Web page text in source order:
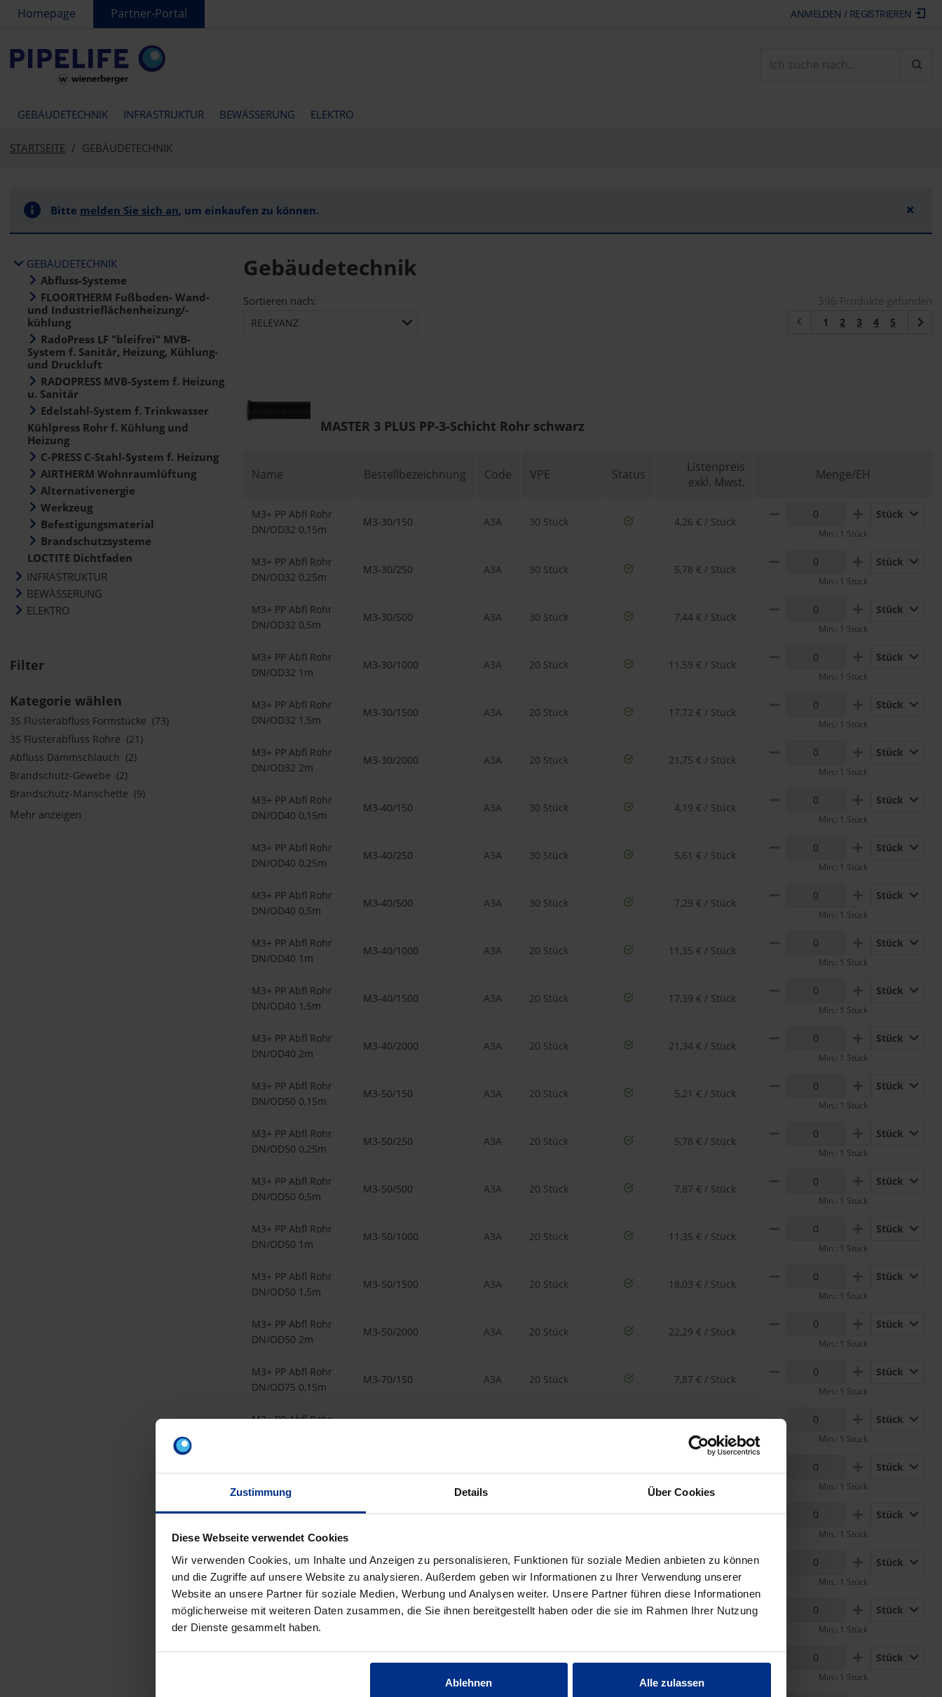
Zustimmung Details Über Cookies
Diese Webseite verwendet Cookies
Wir verwenden Cookies, um Inhalte und Anzeigen zu personalisieren, Funktionen für soziale Medien anbieten zu können
und die Zugriffe auf unsere Website zu analysieren. Außerdem geben wir Informationen zu Ihrer Verwendung unserer
Website an unsere Partner für soziale Medien, Werbung und Analysen weiter. Unsere Partner führen diese Informationen
möglicherweise mit weiteren Daten zusammen, die Sie ihnen bereitgestellt haben oder die sie im Rahmen Ihrer Nutzung
der Dienste gesammelt haben.
Ablehnen Alle zulassen
text.skipToContent
text.skipToNavigation
Homepage Partner-Portal ANMELDEN / REGISTRIEREN
GEBÄUDETECHNIK INFRASTRUKTUR BEWÄSSERUNG ELEKTRO
STARTSEITE GEBÄUDETECHNIK
Bitte melden Sie sich an, um einkaufen zu können. ×
GEBÄUDETECHNIK
Abfluss-Systeme
FLOORTHERM Fußboden- Wand-
und Industrieflächenheizung/-
kühlung
RadoPress LF "bleifrei" MVB-
System f. Sanitär, Heizung, Kühlung-
und Druckluft
RADOPRESS MVB-System f. Heizung
u. Sanitär
Edelstahl-System f. Trinkwasser
Kühlpress Rohr f. Kühlung und
Heizung
C-PRESS C-Stahl-System f. Heizung
AIRTHERM Wohnraumlüftung
Alternativenergie
Werkzeug
Befestigungsmaterial
Brandschutzsysteme
LOCTITE Dichtfaden
INFRASTRUKTUR
BEWÄSSERUNG
ELEKTRO
Filter
Kategorie wählen
3S Flüsterabfluss Formstücke (73)
3S Flüsterabfluss Rohre (21)
Abfluss Dämmschlauch (2)
Brandschutz-Gewebe (2)
Brandschutz-Manschette (9)
Mehr anzeigen
Gebäudetechnik
Sortieren nach:
RELEVANZ
396 Produkte gefunden
1 (current)
2 3 4 5
MASTER 3 PLUS PP-3-Schicht Rohr schwarz
Name Bestellbezeichnung Code VPE Status
Listenpreis
exkl. Mwst.
Menge/EH
M3+ PP Abfl Rohr
DN/OD32 0,15m
M3-30/150 A3A 30 Stück 4,26 € / Stück MINUS PLUSStück
Min.: 1 Stück
M3+ PP Abfl Rohr
DN/OD32 0,25m
M3-30/250 A3A 30 Stück 5,78 € / Stück MINUS PLUSStück
Min.: 1 Stück
M3+ PP Abfl Rohr
DN/OD32 0,5m
M3-30/500 A3A 30 Stück 7,44 € / Stück MINUS PLUSStück
Min.: 1 Stück
M3+ PP Abfl Rohr
DN/OD32 1m
M3-30/1000 A3A 20 Stück 11,59 € / Stück MINUS PLUSStück
Min.: 1 Stück
M3+ PP Abfl Rohr
DN/OD32 1,5m
M3-30/1500 A3A 20 Stück 17,72 € / Stück MINUS PLUSStück
Min.: 1 Stück
M3+ PP Abfl Rohr
DN/OD32 2m
M3-30/2000 A3A 20 Stück 21,75 € / Stück MINUS PLUSStück
Min.: 1 Stück
M3+ PP Abfl Rohr
DN/OD40 0,15m
M3-40/150 A3A 30 Stück 4,19 € / Stück MINUS PLUSStück
Min.: 1 Stück
M3+ PP Abfl Rohr
DN/OD40 0,25m
M3-40/250 A3A 30 Stück 5,61 € / Stück MINUS PLUSStück
Min.: 1 Stück
M3+ PP Abfl Rohr
DN/OD40 0,5m
M3-40/500 A3A 30 Stück 7,29 € / Stück MINUS PLUSStück
Min.: 1 Stück
M3+ PP Abfl Rohr
DN/OD40 1m
M3-40/1000 A3A 20 Stück 11,35 € / Stück MINUS PLUSStück
Min.: 1 Stück
M3+ PP Abfl Rohr
DN/OD40 1,5m
M3-40/1500 A3A 20 Stück 17,39 € / Stück MINUS PLUSStück
Min.: 1 Stück
M3+ PP Abfl Rohr
DN/OD40 2m
M3-40/2000 A3A 20 Stück 21,34 € / Stück MINUS PLUSStück
Min.: 1 Stück
M3+ PP Abfl Rohr
DN/OD50 0,15m
M3-50/150 A3A 20 Stück 5,21 € / Stück MINUS PLUSStück
Min.: 1 Stück
M3+ PP Abfl Rohr
DN/OD50 0,25m
M3-50/250 A3A 20 Stück 5,78 € / Stück MINUS PLUSStück
Min.: 1 Stück
M3+ PP Abfl Rohr
DN/OD50 0,5m
M3-50/500 A3A 20 Stück 7,87 € / Stück MINUS PLUSStück
Min.: 1 Stück
M3+ PP Abfl Rohr
DN/OD50 1m
M3-50/1000 A3A 20 Stück 11,35 € / Stück MINUS PLUSStück
Min.: 1 Stück
M3+ PP Abfl Rohr
DN/OD50 1,5m
M3-50/1500 A3A 20 Stück 18,03 € / Stück MINUS PLUSStück
Min.: 1 Stück
M3+ PP Abfl Rohr
DN/OD50 2m
M3-50/2000 A3A 20 Stück 22,29 € / Stück MINUS PLUSStück
Min.: 1 Stück
M3+ PP Abfl Rohr
DN/OD75 0,15m
M3-70/150 A3A 20 Stück 7,87 € / Stück MINUS PLUSStück
Min.: 1 Stück
M3+ PP Abfl Rohr
MINUS PLUSStück
Min.: 1 Stück
M3-70/500 A3A 20 Stück 12,53 € / Stück MINUS PLUSStück
Min.: 1 Stück
M3+ PP Abfl Rohr
PLUSStück
Min.: 1 Stück
M3+ PP Abfl Rohr
DN/OD75 1,5m
M3-70/1500 A3A 10 Stück 25,27 € / Stück PLUSStück
Min.: 1 Stück
M3+ PP Abfl Rohr
DN/OD75 2m
M3-70/2000 A3A 10 Stück 32,56 € / Stück PLUSStück
Min.: 1 Stück
M3-70/2650 A3A 10 Stück 43,43 € / Stück PLUSStück
Min.: 1 Stück